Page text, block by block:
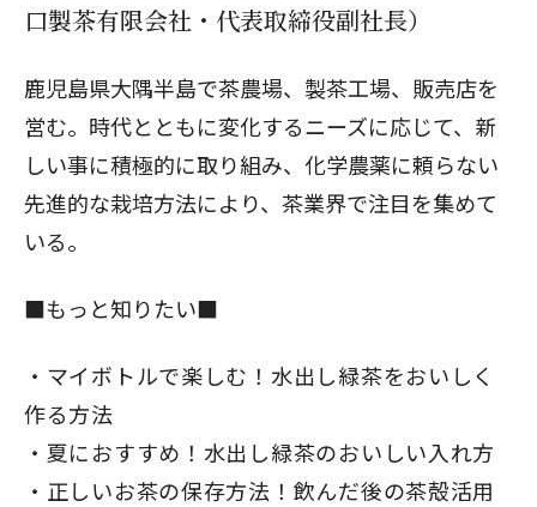
口製茶有限会社・代表取締役副社長）
鹿児島県大隅半島で茶農場、製茶工場、販売店を
営む。時代とともに変化するニーズに応じて、新
しい事に積極的に取り組み、化学農薬に頼らない
先進的な栽培方法により、茶業界で注目を集めて
いる。
■もっと知りたい■
マイボトルで楽しむ！水出し緑茶をおいしく
作る方法
夏におすすめ！水出し緑茶のおいしい入れ方
正しいお茶の保存方法！飲んだ後の茶殻活用